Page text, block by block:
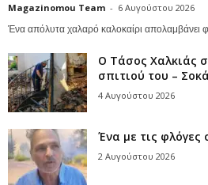
Magazinomou Team - 6 Αυγούστου 2026
Ένα απόλυτα χαλαρό καλοκαίρι απολαμβάνει
Ο Τάσος Χαλκιάς
σπιτιού του –
4 Αυγούστου 2026
Ένα με τις φλόγες
2 Αυγούστου 2026